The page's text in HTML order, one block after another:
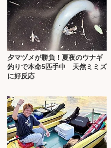
夕マヅメが勝負！夏夜のウナギ
釣りで本命5匹手中 天然ミミズ
に好反応